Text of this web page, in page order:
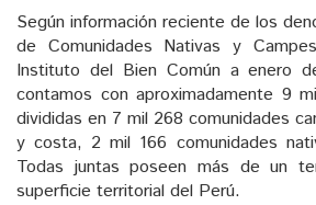
Según información reciente de los
de Comunidades Nativas y
Instituto del Bien Común a enero
contamos con aproximadamente 9
divididas en 7 mil 268 comunidades
y costa, 2 mil 166 comunidades
Todas juntas poseen más de un
superficie territorial del Perú.